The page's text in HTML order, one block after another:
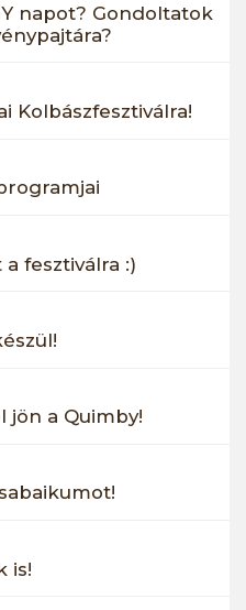
napot? Gondoltatok
Kolbászfesztiválra!
fesztiválra :)
jön a Quimby!
is!